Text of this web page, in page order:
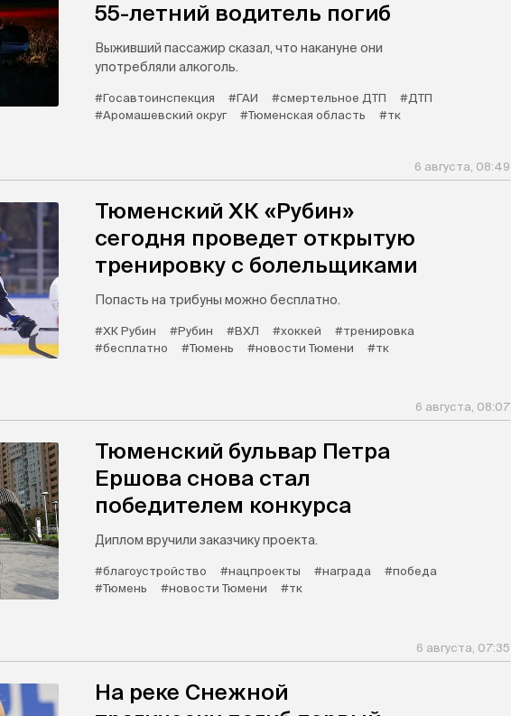
55-летний водитель погиб
Выживший пассажир сказал, что накануне они
употребляли алкоголь.
#Госавтоинспекция #ГАИ #смертельное ДТП
#ДТП
#Аромашевский округ
#Тюменская область #тк
6 августа, 08:49
Тюменский ХК «Рубин»
сегодня проведет открытую
тренировку с болельщиками
Попасть на трибуны можно бесплатно.
#ХК Рубин #Рубин #ВХЛ #хоккей
#тренировка
#бесплатно
#Тюмень #новости Тюмени #тк
6 августа, 08:07
Тюменский бульвар Петра
Ершова снова стал
победителем конкурса
Диплом вручили заказчику проекта.
#благоустройство #нацпроекты #награда
#победа
#Тюмень
#новости Тюмени #тк
6 августа, 07:35
На реке Снежной